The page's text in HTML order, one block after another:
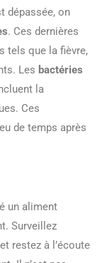
dépassée, on
. Ces dernières
tels que la fièvre,
Les bactéries
la
Ces
de temps après
un aliment
Surveillez
et restez à l’écoute